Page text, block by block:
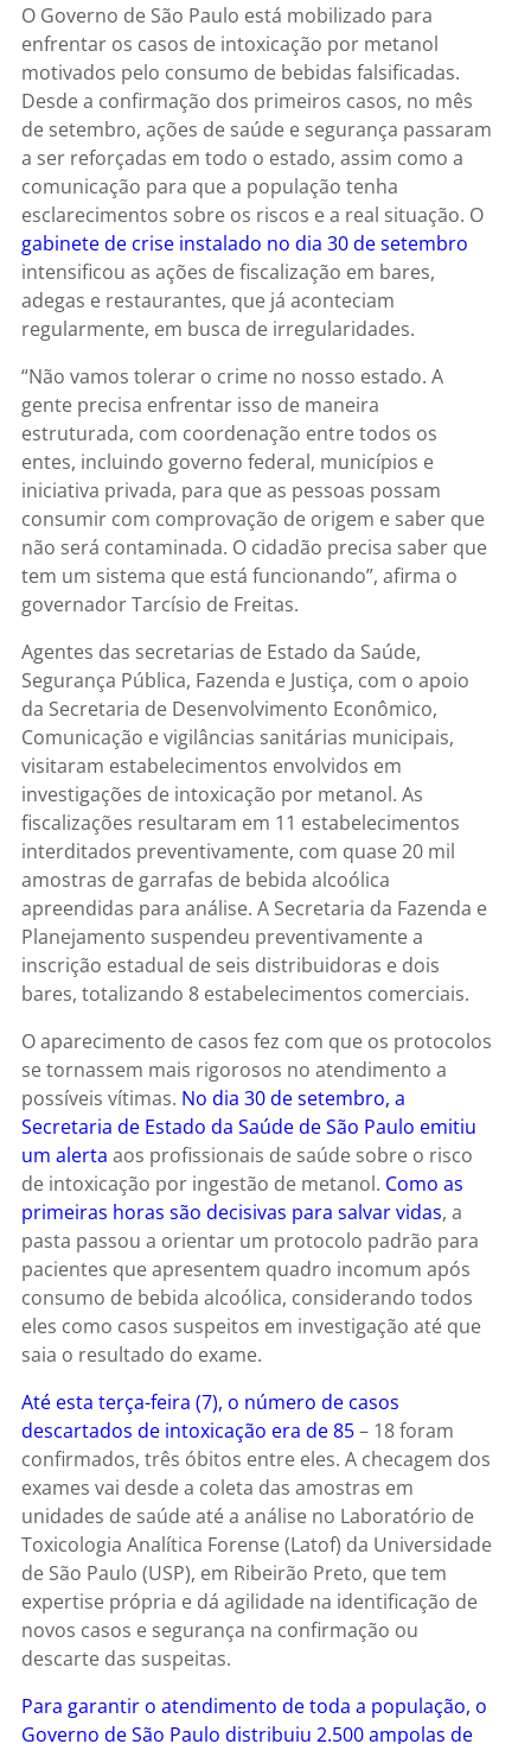
O Governo de São Paulo está mobilizado para
enfrentar os casos de intoxicação por metanol
motivados pelo consumo de bebidas falsificadas.
Desde a confirmação dos primeiros casos, no mês
de setembro, ações de saúde e segurança passaram
a ser reforçadas em todo o estado, assim como a
comunicação para que a população tenha
esclarecimentos sobre os riscos e a real situação. O
gabinete de crise instalado no dia 30 de setembro
intensificou as ações de fiscalização em bares,
adegas e restaurantes, que já aconteciam
regularmente, em busca de irregularidades.
“Não vamos tolerar o crime no nosso estado. A
gente precisa enfrentar isso de maneira
estruturada, com coordenação entre todos os
entes, incluindo governo federal, municípios e
iniciativa privada, para que as pessoas possam
consumir com comprovação de origem e saber que
não será contaminada. O cidadão precisa saber que
tem um sistema que está funcionando”, afirma o
governador Tarcísio de Freitas.
Agentes das secretarias de Estado da Saúde,
Segurança Pública, Fazenda e Justiça, com o apoio
da Secretaria de Desenvolvimento Econômico,
Comunicação e vigilâncias sanitárias municipais,
visitaram estabelecimentos envolvidos em
investigações de intoxicação por metanol. As
fiscalizações resultaram em 11 estabelecimentos
interditados preventivamente, com quase 20 mil
amostras de garrafas de bebida alcoólica
apreendidas para análise. A Secretaria da Fazenda e
Planejamento suspendeu preventivamente a
inscrição estadual de seis distribuidoras e dois
bares, totalizando 8 estabelecimentos comerciais.
O aparecimento de casos fez com que os protocolos
se tornassem mais rigorosos no atendimento a
possíveis vítimas. No dia 30 de setembro, a
Secretaria de Estado da Saúde de São Paulo emitiu
um alerta aos profissionais de saúde sobre o risco
de intoxicação por ingestão de metanol. Como as
primeiras horas são decisivas para salvar vidas, a
pasta passou a orientar um protocolo padrão para
pacientes que apresentem quadro incomum após
consumo de bebida alcoólica, considerando todos
eles como casos suspeitos em investigação até que
saia o resultado do exame.
Até esta terça-feira (7), o número de casos
descartados de intoxicação era de 85– 18 foram
confirmados, três óbitos entre eles. A checagem dos
exames vai desde a coleta das amostras em
unidades de saúde até a análise no Laboratório de
Toxicologia Analítica Forense (Latof) da Universidade
de São Paulo (USP), em Ribeirão Preto, que tem
expertise própria e dá agilidade na identificação de
novos casos e segurança na confirmação ou
descarte das suspeitas.
Para garantir o atendimento de toda a população, o
Governo de São Paulo distribuiu 2.500 ampolas de